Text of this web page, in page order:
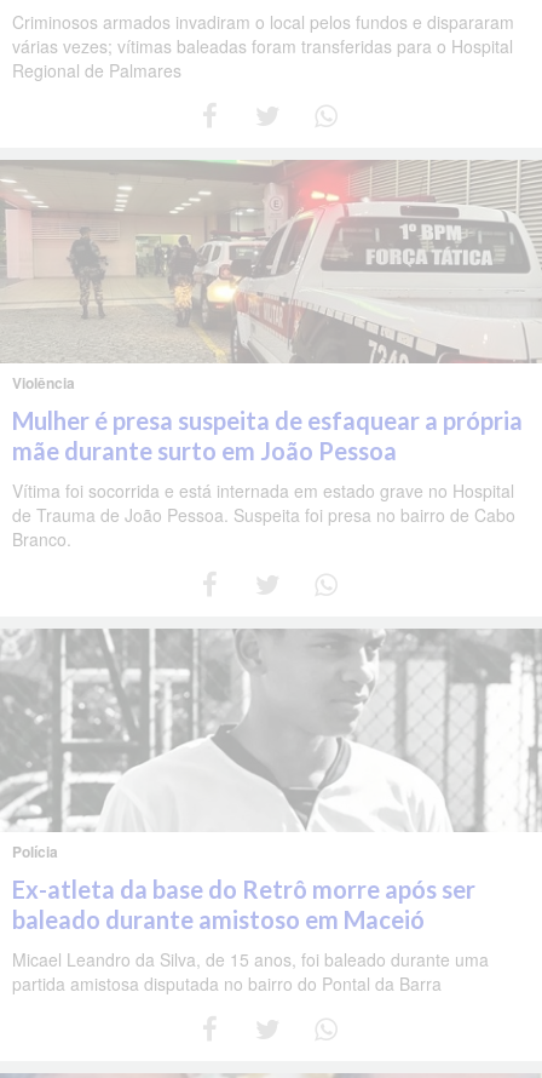
Criminosos armados invadiram o local pelos fundos e dispararam
várias vezes; vítimas baleadas foram transferidas para o Hospital
Regional de Palmares
Violência
Mulher é presa suspeita de esfaquear a própria
mãe durante surto em João Pessoa
Vítima foi socorrida e está internada em estado grave no Hospital
de Trauma de João Pessoa. Suspeita foi presa no bairro de Cabo
Branco.
Polícia
Ex-atleta da base do Retrô morre após ser
baleado durante amistoso em Maceió
Micael Leandro da Silva, de 15 anos, foi baleado durante uma
partida amistosa disputada no bairro do Pontal da Barra